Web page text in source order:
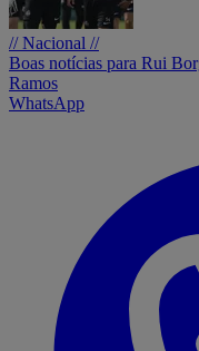
// Nacional //
Boas notícias para Rui
Ramos
WhatsApp